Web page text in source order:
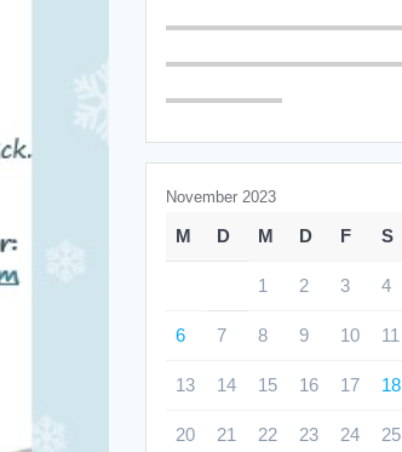
November 2023
M D M D F S
1 2 3 4
6 7 8 9 10 11
13 14 15 16 17 18
20 21 22 23 24 25